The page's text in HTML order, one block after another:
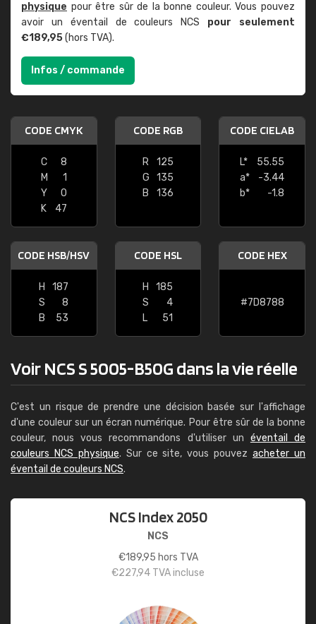
physique pour être sûr de la bonne couleur. Vous pouvez
avoir un éventail de couleurs NCS pour seulement
€189,95(hors TVA).
Infos / commande
CODE CMYK
C
8
M
1
Y
0
K
47
CODE RGB
R
125
G
135
B
136
CODE CIELAB
L*
55.55
a*
-3.44
b*
-1.8
CODE HSB/HSV
H
187
S
8
B
53
CODE HSL
H
185
S
4
L
51
CODE HEX
#7D8788
Voir NCS S 5005-B50G dans la vie réelle
C'est un risque de prendre une décision basée sur l'affichage
d'une couleur sur un écran numérique. Pour être sûr de la bonne
couleur, nous vous recommandons d'utiliser un éventail de
couleurs NCS physique. Sur ce site, vous pouvezacheter un
éventail de couleurs NCS.
NCS Index 2050
NCS
€189,95 hors TVA
€227,94 TVA incluse